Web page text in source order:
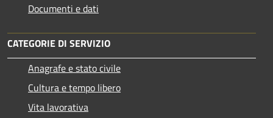
Documenti e dati
CATEGORIE DI SERVIZIO
Anagrafe e stato civile
Cultura e tempo libero
Vita lavorativa